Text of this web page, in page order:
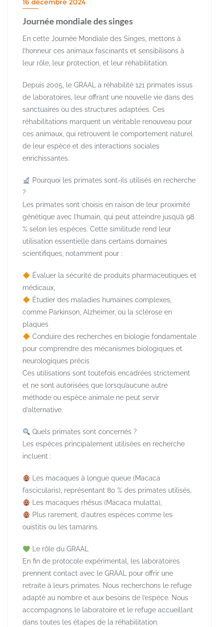
16 décembre 2024
Journée mondiale des singes
En cette Journée Mondiale des Singes, mettons à
l’honneur ces animaux fascinants et sensibilisons à
leur rôle, leur protection, et leur réhabilitation.
Depuis 2005, le GRAAL a réhabilité 121 primates issus
de laboratoires, leur offrant une nouvelle vie dans des
sanctuaires ou des structures adaptées. Ces
réhabilitations marquent un véritable renouveau pour
ces animaux, qui retrouvent le comportement naturel
de leur espèce et des interactions sociales
enrichissantes.
Pourquoi les primates sont-ils utilisés en recherche
?
Les primates sont choisis en raison de leur proximité
génétique avec l’humain, qui peut atteindre jusqu’à 98
% selon les espèces. Cette similitude rend leur
utilisation essentielle dans certains domaines
scientifiques, notamment pour :
Évaluer la sécurité de produits pharmaceutiques et
médicaux,
Étudier des maladies humaines complexes,
comme Parkinson, Alzheimer, ou la sclérose en
plaques
Conduire des recherches en biologie fondamentale
pour comprendre des mécanismes biologiques et
neurologiques précis
Ces utilisations sont toutefois encadrées strictement
et ne sont autorisées que lorsqu’aucune autre
méthode ou espèce animale ne peut servir
d’alternative.
Quels primates sont concernés ?
Les espèces principalement utilisées en recherche
incluent :
Les macaques à longue queue (Macaca
fascicularis), représentant 80 % des primates utilisés,
Les macaques rhésus (Macaca mulatta),
Plus rarement, d’autres espèces comme les
ouistitis ou les tamarins.
Le rôle du GRAAL
En fin de protocole expérimental, les laboratoires
prennent contact avec le GRAAL pour offrir une
retraite à leurs primates. Nous recherchons le refuge
adapté au nombre et aux besoins de l’espèce. Nous
accompagnons le laboratoire et le refuge accueillant
dans toutes les étapes de la réhabilitation.